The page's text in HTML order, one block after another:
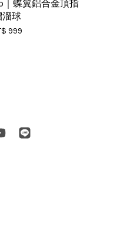
｜蝶翼鋁合金頂指
溜球
999
YouTube